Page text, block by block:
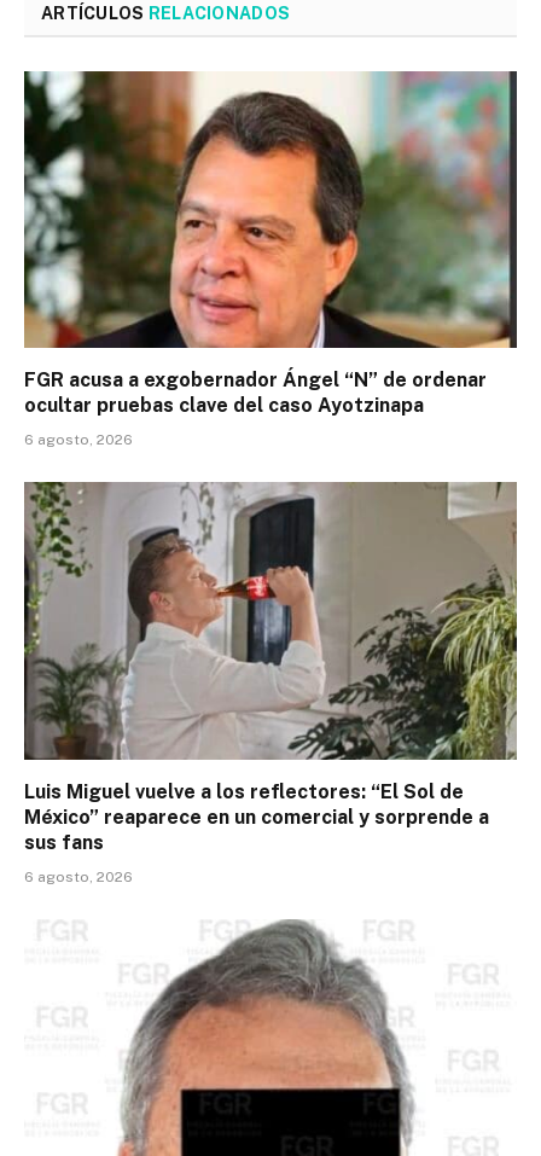
ARTÍCULOS RELACIONADOS
FGR acusa a exgobernador Ángel “N” de ordenar
ocultar pruebas clave del caso Ayotzinapa
6 agosto, 2026
Luis Miguel vuelve a los reflectores: “El Sol de
México” reaparece en un comercial y sorprende a
sus fans
6 agosto, 2026